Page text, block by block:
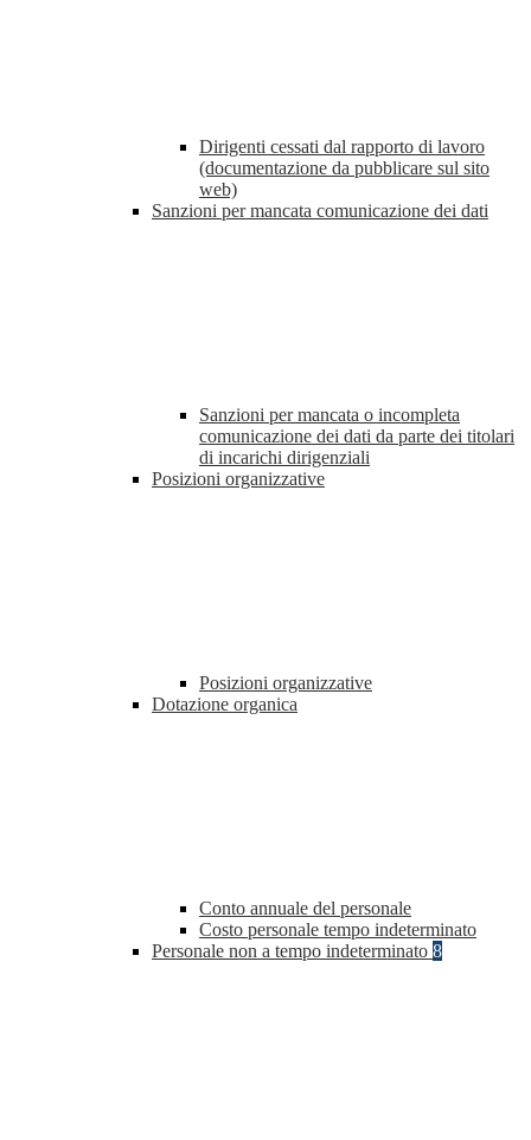
Dirigenti cessati dal rapporto di lavoro
(documentazione da pubblicare sul sito
web)
Sanzioni per mancata comunicazione dei dati
Sanzioni per mancata o incompleta
comunicazione dei dati da parte dei titolari
di incarichi dirigenziali
Posizioni organizzative
Posizioni organizzative
Dotazione organica
Conto annuale del personale
Costo personale tempo indeterminato
Personale non a tempo indeterminato 8